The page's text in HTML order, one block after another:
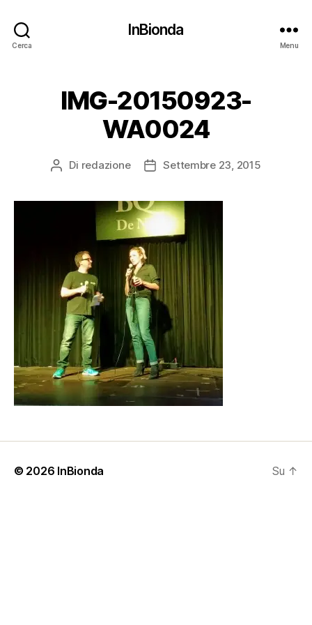
Cerca
InBionda
Menu
IMG-20150923-
WA0024
Autore
Di redazione
DataSettembre 23, 2015
© 2026 InBionda Su ↑